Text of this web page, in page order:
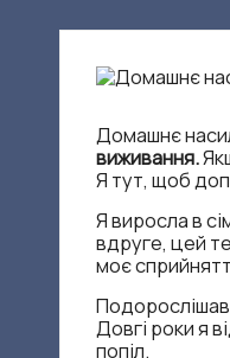
з
п
р
а
в
н
Домашнє
виживання.
Я тут, щоб
Я виросла в
вдруге, цей
моє
Довгі роки я
попіл.